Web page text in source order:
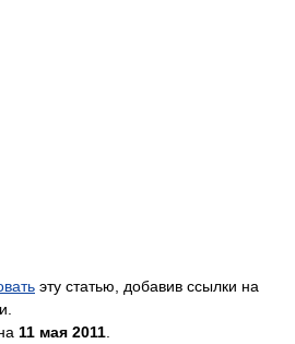
эту статью, добавив ссылки на
11 мая 2011.